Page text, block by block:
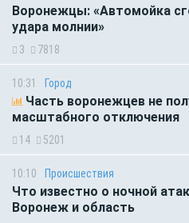
Воронежцы: «Автомойка
удара молнии»
3 7818
10:31 Город
Часть воронежцев не
масштабного отключения
14 5201
10:10 Происшествия
Что известно о ночной
Воронеж и область